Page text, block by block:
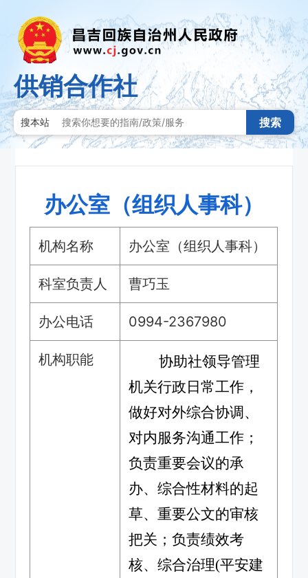
供销合作社
搜本站 搜索
办公室（组织人事科）
机构名称 办公室（组织人事科）
科室负责人 曹巧玉
办公电话 0994-2367980
机构职能
协助社领导管理
机关行政日常工作，
做好对外综合协调、
对内服务沟通工作；
负责重要会议的承
办、综合性材料的起
草、重要公文的审核
把关；负责绩效考
核、综合治理(平安建